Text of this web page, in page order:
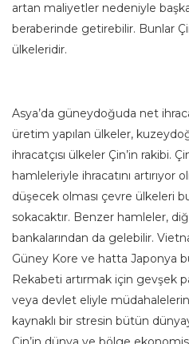
artan maliyetler nedeniyle
beraberinde getirebilir. Bunlar
ülkeleridir.
Asya’da güneydoğuda net
üretim yapılan ülkeler,
ihracatçısı ülkeler Çin’in rakibi.
hamleleriyle ihracatını artırıyor
düşecek olması çevre ülkeleri
sokacaktır. Benzer hamleler,
bankalarından da gelebilir.
Güney Kore ve hatta Japonya
Rekabeti artırmak için gevşek
veya devlet eliyle
kaynaklı bir stresin bütün